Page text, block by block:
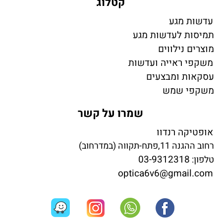
עדשות מגע
תמיסות לעדשות מגע
מוצרים נילווים
משקפי ראייה ועדשות
עסקאות ומבצעים
משקפי שמש
שמרו על קשר
אופטיקה רנדוו
רחוב ההגנה 11,פתח-תקווה (במדרחוב)
טלפון: 03-9312318